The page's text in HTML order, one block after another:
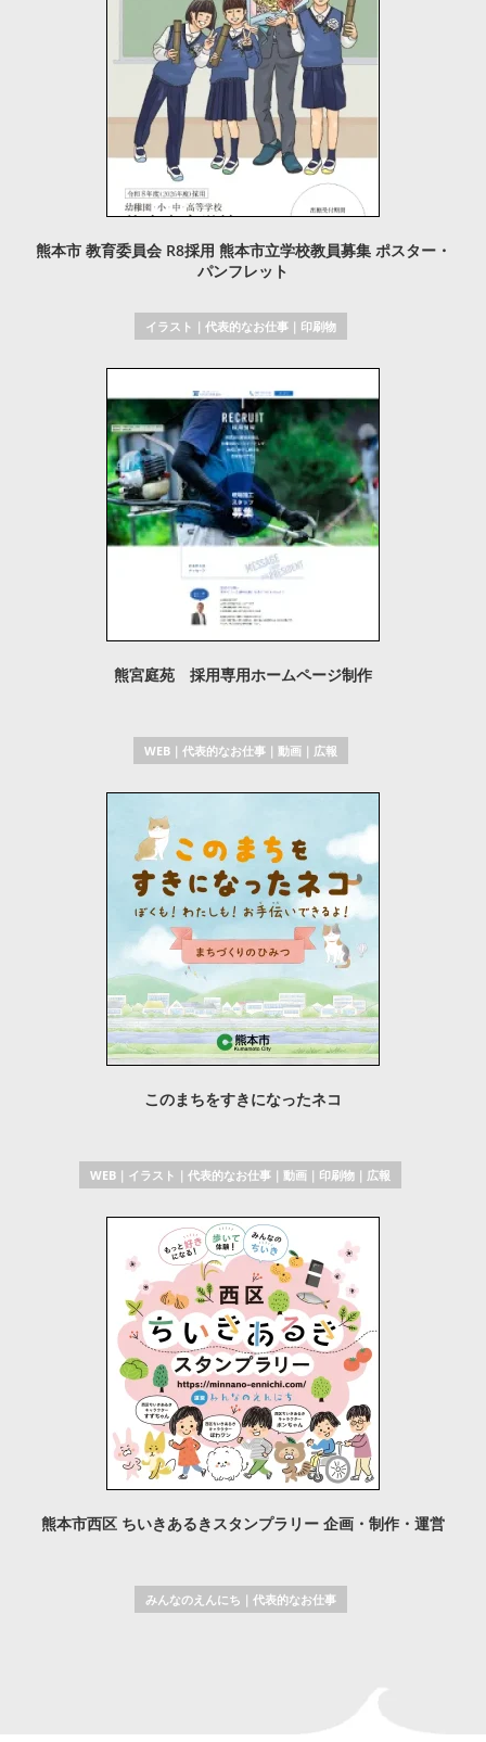
熊本市 教育委員会 R8採用 熊本市立学校教員募集 ポスター・
パンフレット
イラスト ｜ 代表的なお仕事｜ 印刷物
熊宮庭苑 採用専用ホームページ制作
WEB｜ 代表的なお仕事｜ 動画｜ 広報
このまちをすきになったネコ
WEB ｜ イラスト ｜ 代表的なお仕事 ｜ 動画 ｜ 印刷物 ｜ 広報
熊本市西区 ちいきあるきスタンプラリー 企画・制作・運営
みんなのえんにち ｜ 代表的なお仕事